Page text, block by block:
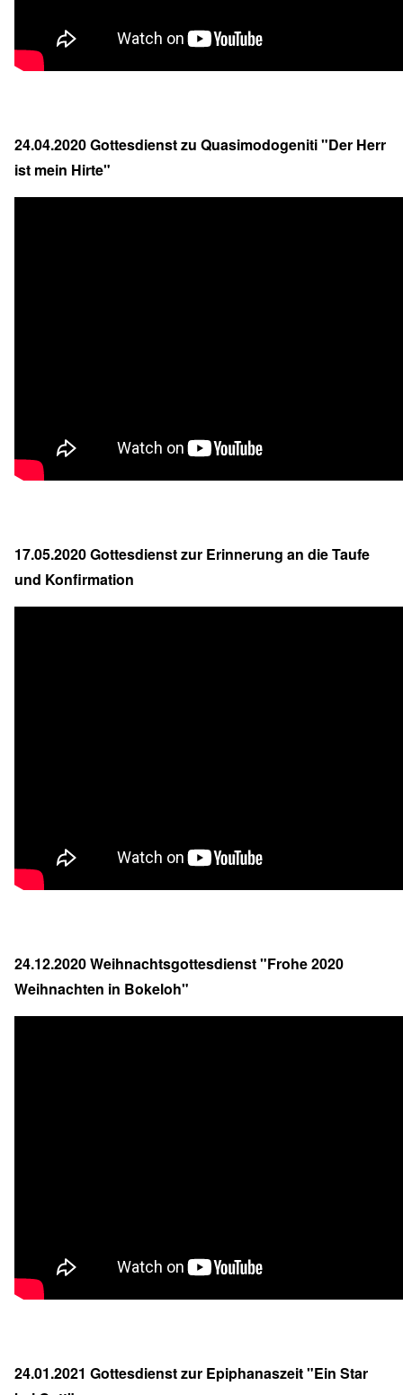
24.04.2020 Gottesdienst zu Quasimodogeniti "Der Herr
ist mein Hirte"
17.05.2020 Gottesdienst zur Erinnerung an die Taufe
und Konfirmation
24.12.2020 Weihnachtsgottesdienst "Frohe 2020
Weihnachten in Bokeloh"
24.01.2021 Gottesdienst zur Epiphanaszeit "Ein Star